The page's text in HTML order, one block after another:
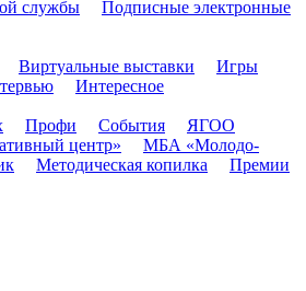
службы
Подписные электронные
Виртуальные выставки
Игры
Интересное
Профи События
ЯГОО
центр»
МБА «Молодо-
Методическая копилка
Премии